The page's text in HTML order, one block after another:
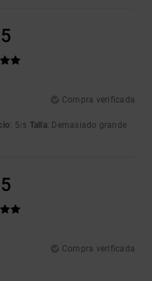
Compra verificada
: 5/5 Talla: Demasiado grande
Compra verificada